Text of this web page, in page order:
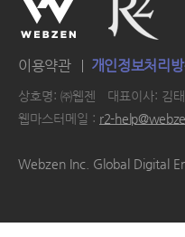
이용약관 개인정보처리
상호명: ㈜웹젠 대표이사: 김
웹마스터메일 : r2-
Webzen Inc. Global Digital